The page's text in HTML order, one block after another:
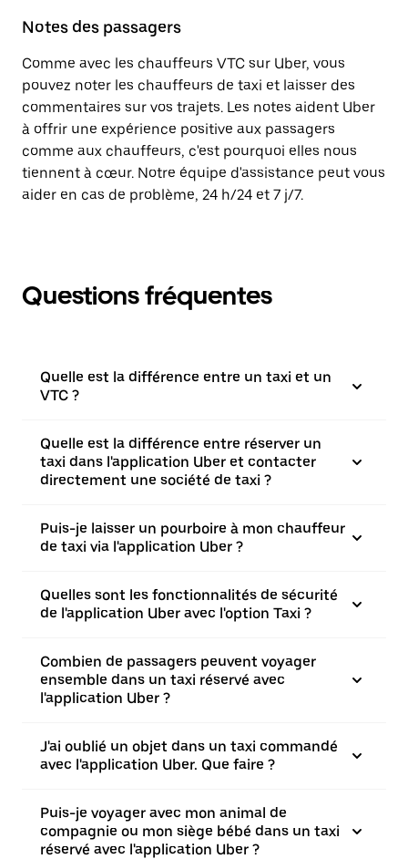
Notes des passagers
Comme avec les chauffeurs VTC sur Uber, vous
pouvez noter les chauffeurs de taxi et laisser des
commentaires sur vos trajets. Les notes aident Uber
à offrir une expérience positive aux passagers
comme aux chauffeurs, c'est pourquoi elles nous
tiennent à cœur. Notre équipe d'assistance peut vous
aider en cas de problème, 24 h/24 et 7 j/7.
Questions fréquentes
Quelle est la différence entre un taxi et un
VTC ?
Quelle est la différence entre réserver un
taxi dans l'application Uber et contacter
directement une société de taxi ?
Puis-je laisser un pourboire à mon chauffeur
de taxi via l'application Uber ?
Quelles sont les fonctionnalités de sécurité
de l'application Uber avec l'option Taxi ?
Combien de passagers peuvent voyager
ensemble dans un taxi réservé avec
l'application Uber ?
J'ai oublié un objet dans un taxi commandé
avec l'application Uber. Que faire ?
Puis-je voyager avec mon animal de
compagnie ou mon siège bébé dans un taxi
réservé avec l'application Uber ?